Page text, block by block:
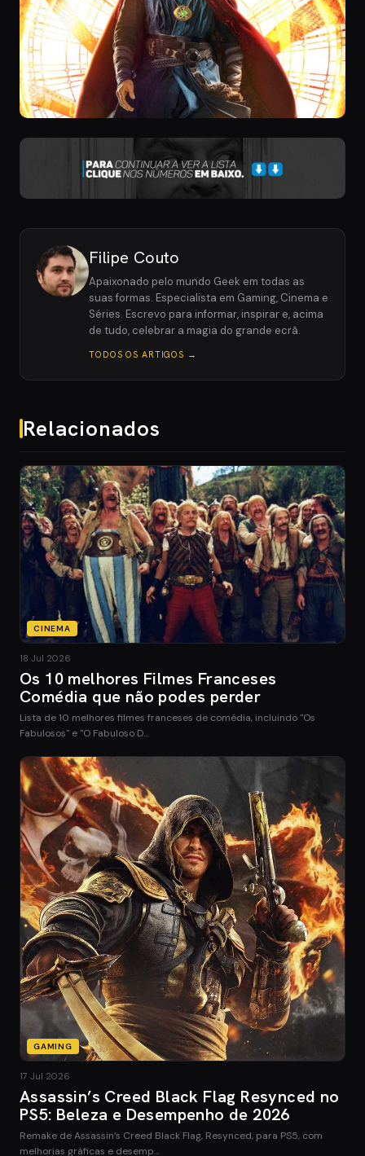
Filipe Couto
Apaixonado pelo mundo Geek em todas as
suas formas. Especialista em Gaming, Cinema e
Séries. Escrevo para informar, inspirar e, acima
de tudo, celebrar a magia do grande ecrã.
TODOS OS ARTIGOS →
Relacionados
CINEMA
18 Jul 2026
Os 10 melhores Filmes Franceses
Comédia que não podes perder
Lista de 10 melhores filmes franceses de comédia, incluindo "Os
Fabulosos" e "O Fabuloso D…
GAMING
17 Jul 2026
Assassin’s Creed Black Flag Resynced no
PS5: Beleza e Desempenho de 2026
Remake de Assassin’s Creed Black Flag, Resynced, para PS5, com
melhorias gráficas e desemp…